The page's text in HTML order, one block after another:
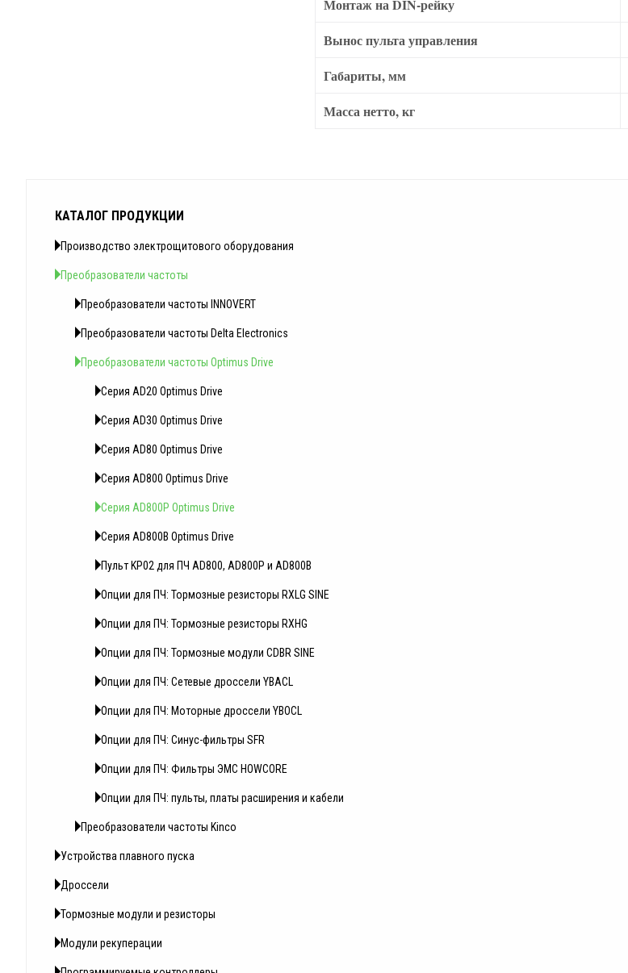
Монтаж на DIN-рейку
Вынос пульта управления
Габариты, мм
Масса нетто, кг
КАТАЛОГ ПРОДУКЦИИ
Производство электрощитового оборудования
Преобразователи частоты
Преобразователи частоты INNOVERT
Преобразователи частоты Delta Electronics
Преобразователи частоты Optimus Drive
Серия AD20 Optimus Drive
Серия AD30 Optimus Drive
Серия AD80 Optimus Drive
Серия AD800 Optimus Drive
Серия AD800P Optimus Drive
Серия AD800B Optimus Drive
Пульт KP02 для ПЧ AD800, AD800P и AD800B
Опции для ПЧ: Тормозные резисторы RXLG SINE
Опции для ПЧ: Тормозные резисторы RXHG
Опции для ПЧ: Тормозные модули CDBR SINE
Опции для ПЧ: Сетевые дроссели YBACL
Опции для ПЧ: Моторные дроссели YBOCL
Опции для ПЧ: Синус-фильтры SFR
Опции для ПЧ: Фильтры ЭМС HOWCORE
Опции для ПЧ: пульты, платы расширения и кабели
Преобразователи частоты Kinco
Устройства плавного пуска
Дроссели
Тормозные модули и резисторы
Модули рекуперации